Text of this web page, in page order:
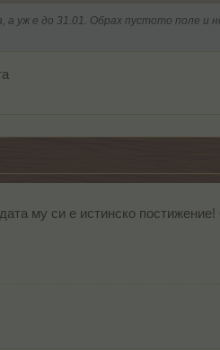
а уж е до 31.01. Обрах пустото поле
му си е истинско